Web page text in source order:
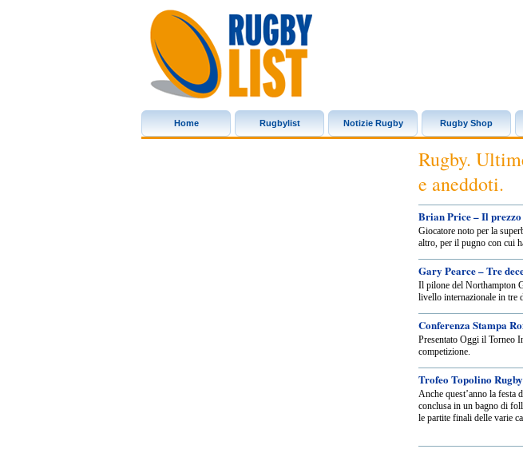
Home
Rugbylist Notizie Rugby Rugby Shop
Rugby.
e aneddoti.
Brian Price – Il
Giocatore noto per la
altro, per il pugno con cui
Gary Pearce – Tre
Il pilone del Northampton
livello internazionale in tre
Conferenza Stampa
Presentato Oggi il Torneo
competizione.
Trofeo Topolino
Anche quest’anno la festa
conclusa in un bagno di
le partite finali delle varie